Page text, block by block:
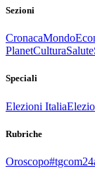
Sezioni
CronacaMondo
PlanetCulturaSalute
Speciali
Elezioni Italia
Rubriche
Oroscopo